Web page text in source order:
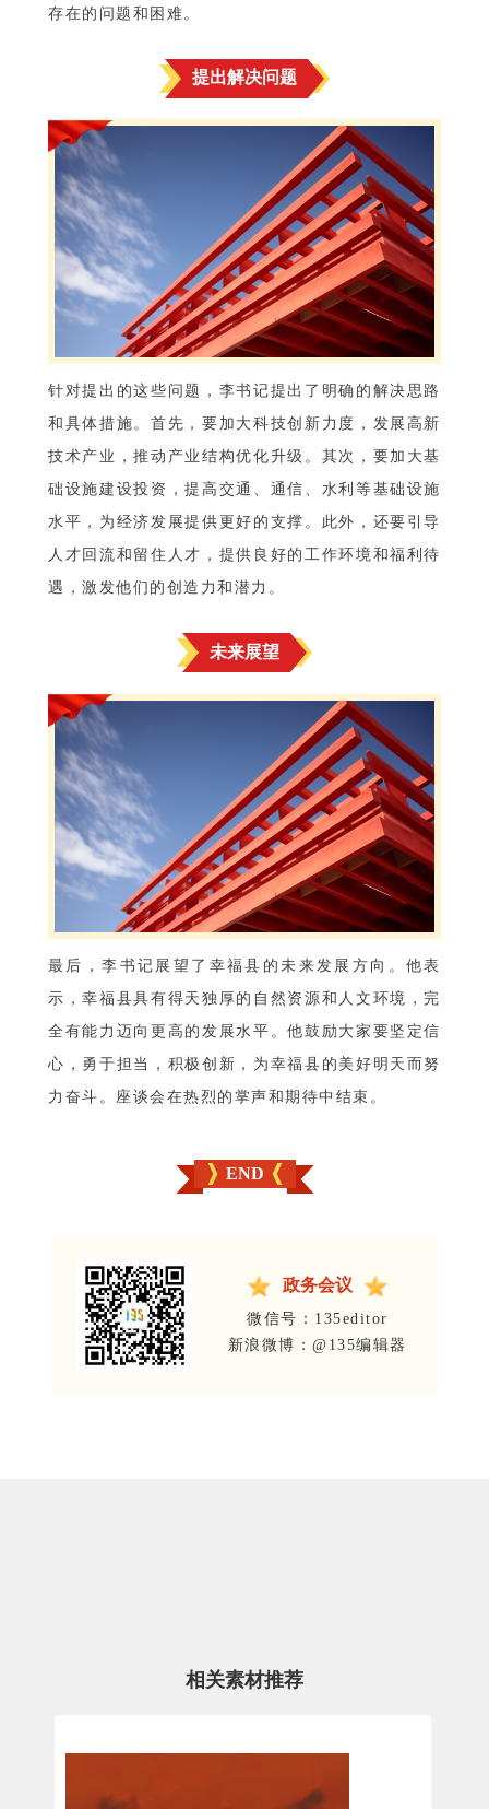
存在的问题和困难。
提出解决问题
针对提出的这些问题，李书记提出了明确的解决思路
和具体措施。首先，要加大科技创新力度，发展高新
技术产业，推动产业结构优化升级。其次，要加大基
础设施建设投资，提高交通、通信、水利等基础设施
水平，为经济发展提供更好的支撑。此外，还要引导
人才回流和留住人才，提供良好的工作环境和福利待
遇，激发他们的创造力和潜力。
未来展望
最后，李书记展望了幸福县的未来发展方向。他表
示，幸福县具有得天独厚的自然资源和人文环境，完
全有能力迈向更高的发展水平。他鼓励大家要坚定信
心，勇于担当，积极创新，为幸福县的美好明天而努
力奋斗。座谈会在热烈的掌声和期待中结束。
END
政务会议
微信号：135editor
新浪微博：@135编辑器
相关素材推荐